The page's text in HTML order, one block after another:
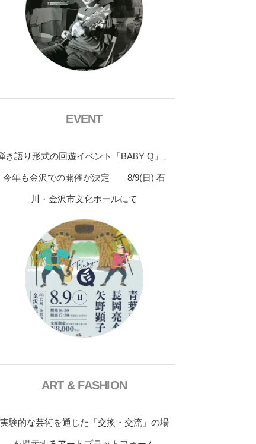
EVENT
き語り形式の回遊イベント「BABY Q」、
今年も金沢での開催が決定 8/9(日) 石
川・金沢市文化ホールにて
ART & FASHION
実験的な芸術を通じた「交換・交流」の場